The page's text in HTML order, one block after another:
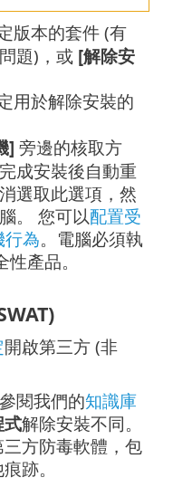
版本的套件 (有
題)，或 [解除安
用於解除安裝的
] 旁邊的核取方
成安裝後自動重
選取此選項，然
。 您可以配置受
為。電腦必須執
產品。
開啟第三方 (非
閱我們的知識庫
式解除安裝不同。
方防毒軟體，包
跡。